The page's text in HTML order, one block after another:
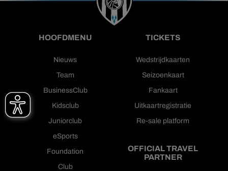
HOOFDMENU
Nieuws
Team
BusinessClub
Kidsclub
Juniorclub
eSports
Foundation
Club
TICKETS
Wedstrijdkaarten
Seizoenkaart
Fankaart
Uitkaartregistratie
Re-sale platform
OFFICIAL TRAVEL
PARTNER